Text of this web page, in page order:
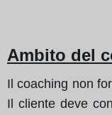
Ambito del
Il coaching non
Il cliente deve